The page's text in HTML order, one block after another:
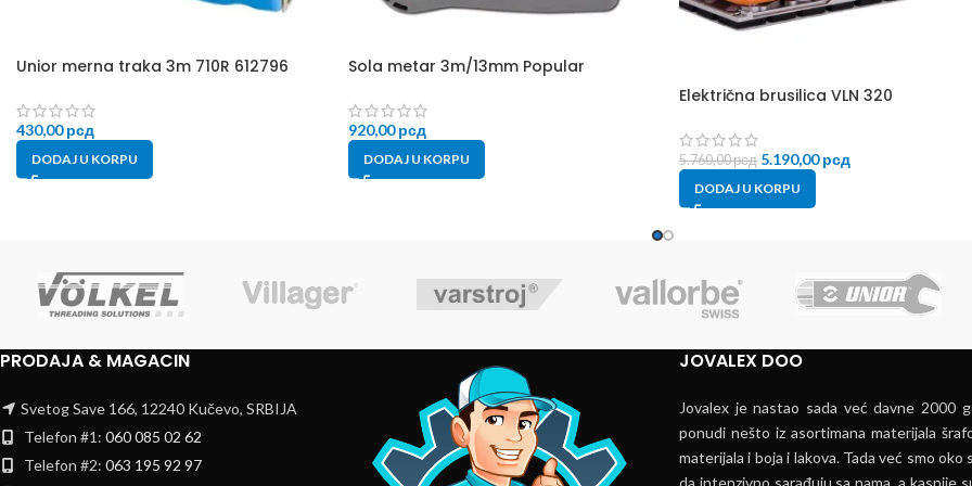
Unior merna traka 3m 710R 612796
430,00рсд
DODAJ U KORPU
Sola metar 3m/13mm Popular
920,00рсд
DODAJ U KORPU
Električna brusilica VLN 320
5.760,00рсд 5.190,00рсд
DODAJ U KORPU
PRODAJA & MAGACIN
Svetog Save 166, 12240 Kučevo, SRBIJA
Telefon #1: 060 085 02 62
Telefon #2: 063 195 92 97
JOVALEX DOO
Jovalex je nastao sada već davne 2000
ponudi nešto iz asortimana materijala
materijala i boja i lakova. Tada već smo
da intenzivno sarađuju sa nama, a kasnije